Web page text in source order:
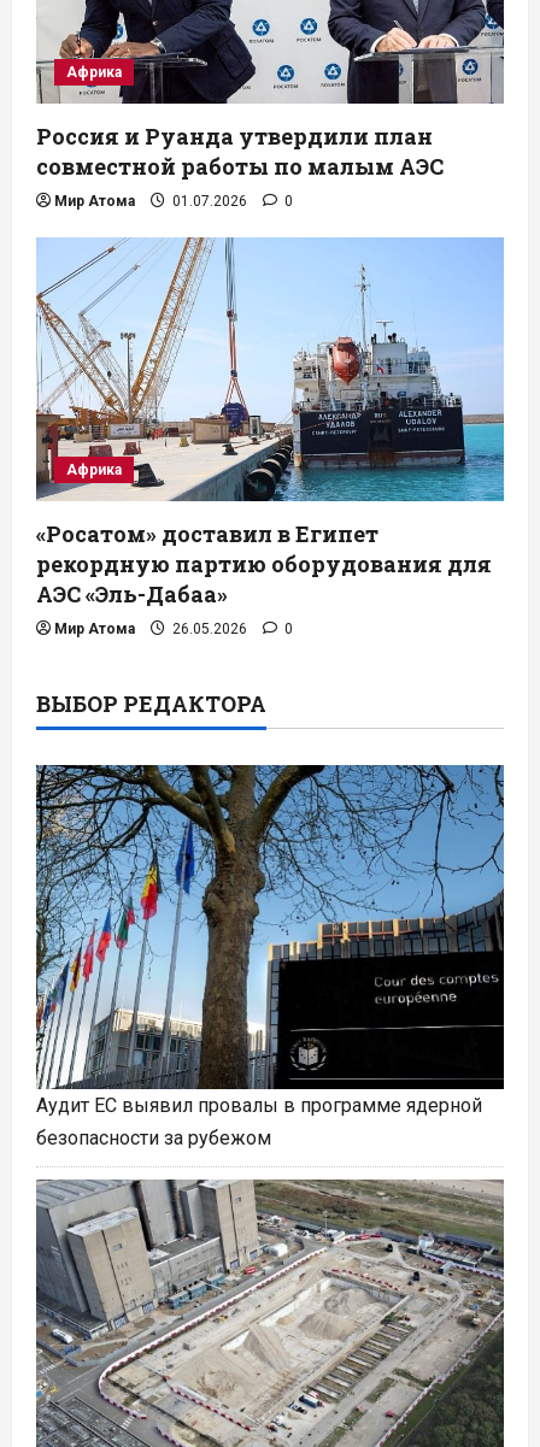
Африка
Россия и Руанда утвердили план
совместной работы по малым АЭС
Мир Атома 01.07.2026 0
Африка
«Росатом» доставил в Египет
рекордную партию оборудования для
АЭС «Эль-Дабаа»
Мир Атома 26.05.2026 0
ВЫБОР РЕДАКТОРА
Аудит ЕС выявил провалы в программе ядерной
безопасности за рубежом